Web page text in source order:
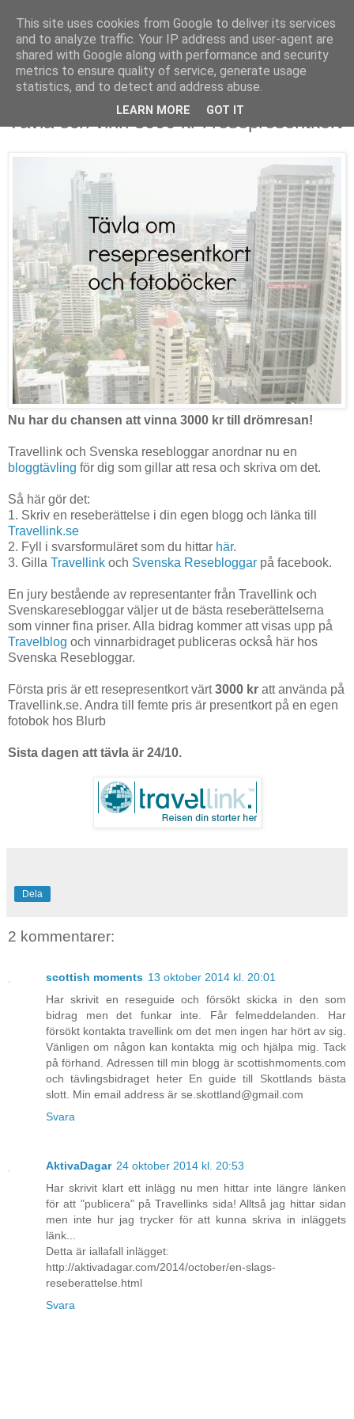
Tävla och vinn 3000 kr i resepresentkort
Nu har du chansen att vinna 3000 kr till drömresan!
Travellink och Svenska resebloggar anordnar nu en
bloggtävling för dig som gillar att resa och skriva om det.
Så här gör det:
1. Skriv en reseberättelse i din egen blogg och länka till
Travellink.se
2. Fyll i svarsformuläret som du hittar här.
3. Gilla Travellink och Svenska Resebloggar på facebook.
En jury bestående av representanter från Travellink och
Svenskaresebloggar väljer ut de bästa reseberättelserna
som vinner fina priser. Alla bidrag kommer att visas upp på
Travelblog och vinnarbidraget publiceras också här hos
Svenska Resebloggar.
Första pris är ett resepresentkort värt3000 kr att använda på
Travellink.se. Andra till femte pris är presentkort på en egen
fotobok hos Blurb
Sista dagen att tävla är 24/10.
Dela
2 kommentarer:
scottish moments 13 oktober 2014 kl. 20:01
Har skrivit en reseguide och försökt skicka in den som
bidrag men det funkar inte. Får felmeddelanden. Har
försökt kontakta travellink om det men ingen har hört av sig.
Vänligen om någon kan kontakta mig och hjälpa mig. Tack
på förhand. Adressen till min blogg är scottishmoments.com
och tävlingsbidraget heter En guide till Skottlands bästa
slott. Min email address är se.skottland@gmail.com
Svara
AktivaDagar 24 oktober 2014 kl. 20:53
Har skrivit klart ett inlägg nu men hittar inte längre länken
för att "publicera" på Travellinks sida! Alltså jag hittar sidan
men inte hur jag trycker för att kunna skriva in inläggets
länk...
Detta är iallafall inlägget:
http://aktivadagar.com/2014/october/en-slags-
reseberattelse.html
Svara
This site uses cookies from Google to deliver its services
and to analyze traffic. Your IP address and user-agent are
shared with Google along with performance and security
metrics to ensure quality of service, generate usage
statistics, and to detect and address abuse.
LEARN MORE GOT IT